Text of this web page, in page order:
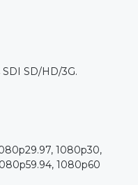
SD/HD/3G.
1080p30,
1080p60